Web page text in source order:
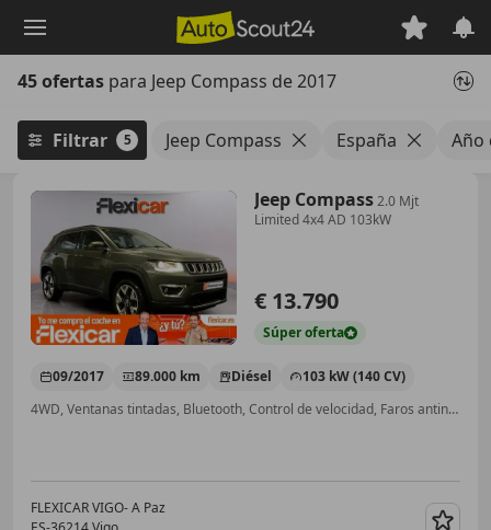
principal
45 ofertas para Jeep Compass de 2017
Filtrar 5 Jeep Compass España Año
Jeep Compass2.0 Mjt
Limited 4x4 AD 103kW
€ 13.790
Súperoferta
09/2017 89.000 km Diésel
103 kW (140 CV)
4WD, Ventanas tintadas, Bluetooth, Control de velocidad, Faros antiniebla, Start/Stop automático, USB, ABS
FLEXICAR VIGO- A Paz